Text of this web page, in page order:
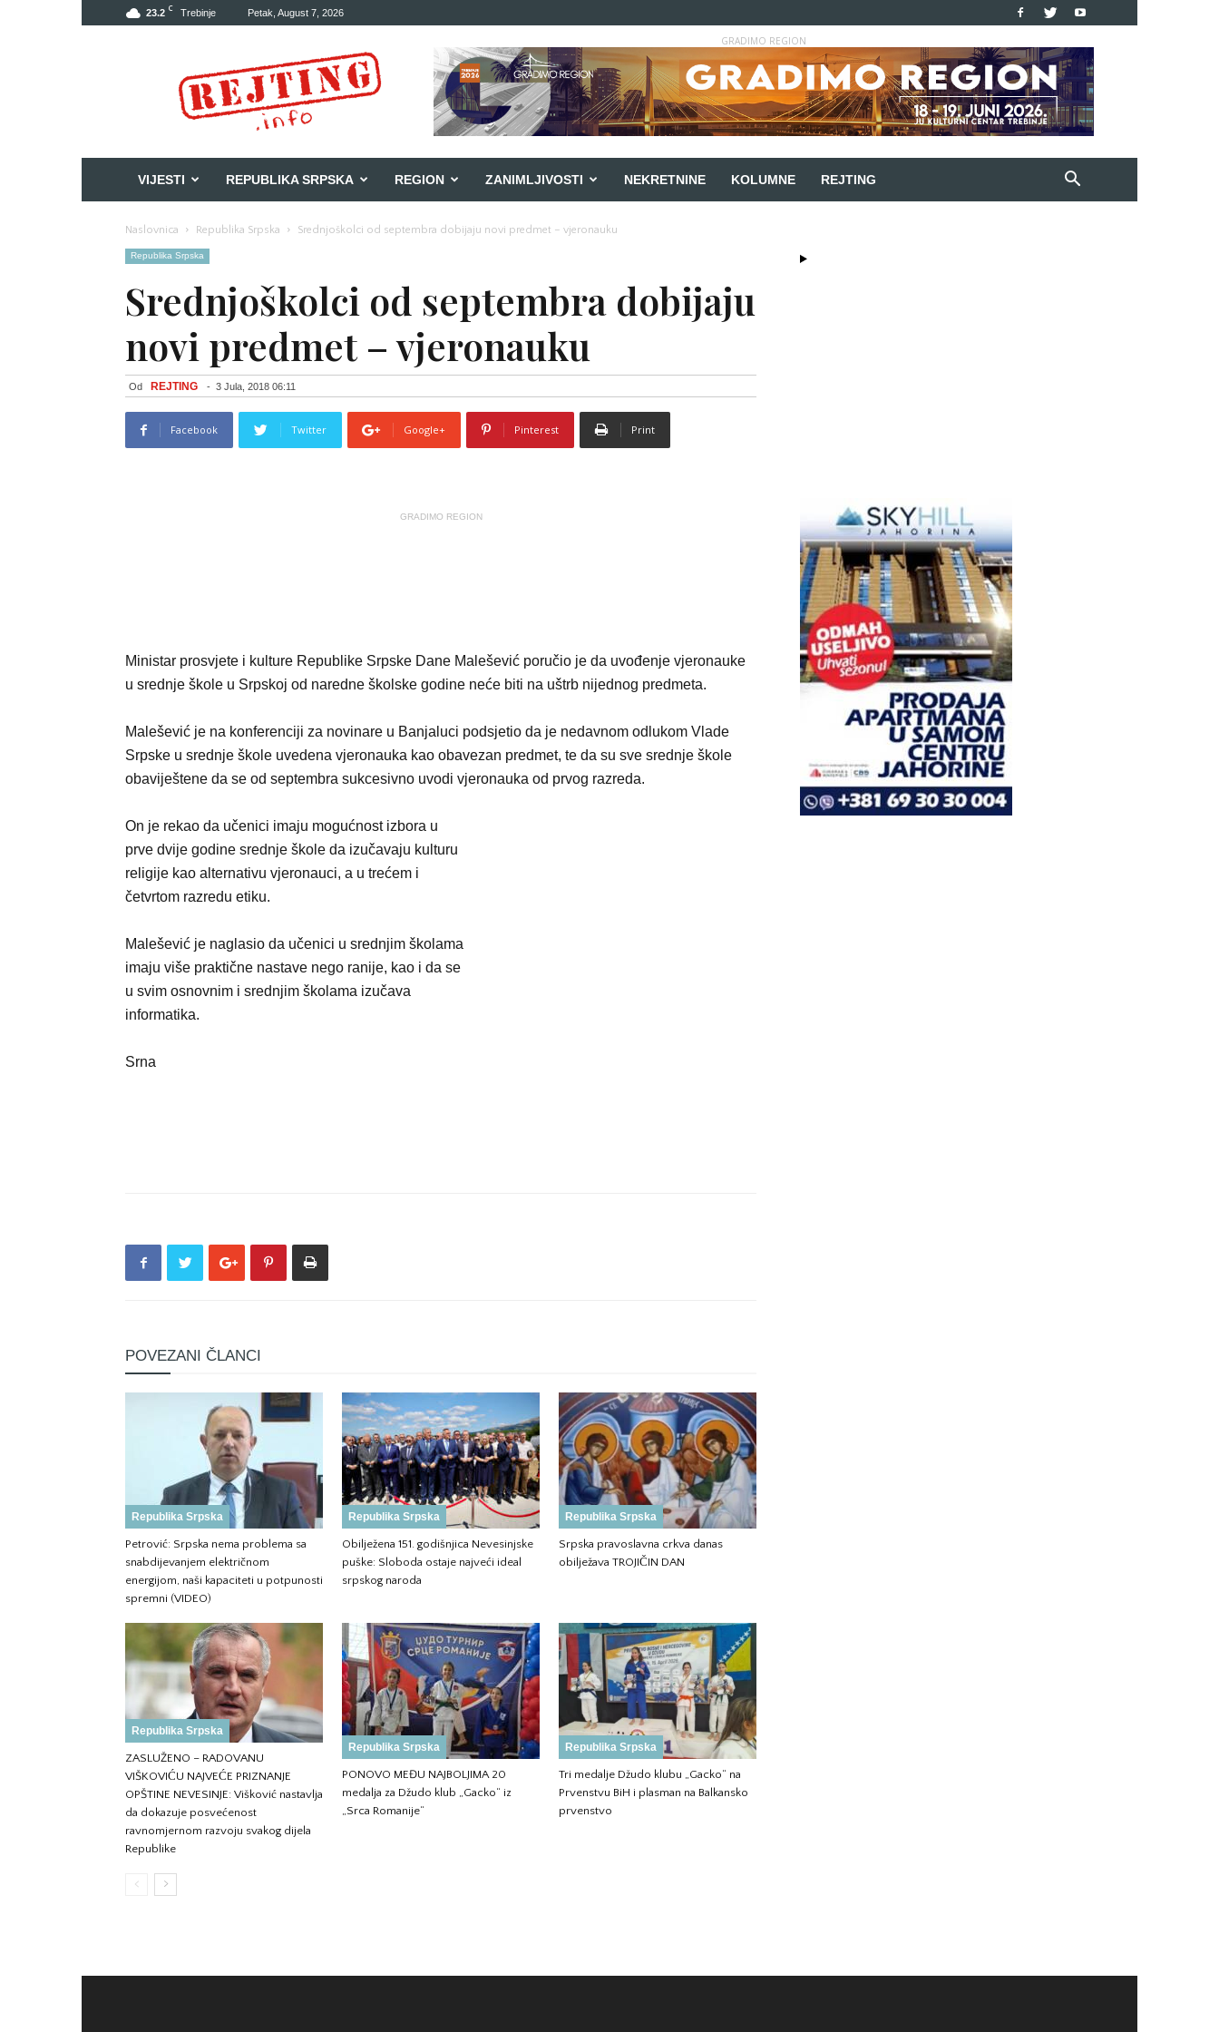
23.2 C Trebinje Petak, August 7, 2026
GRADIMO REGION
VIJESTI REPUBLIKA SRPSKA REGION ZANIMLJIVOSTI NEKRETNINE KOLUMNE REJTING
Naslovnica Republika Srpska Srednjoškolci od septembra dobijaju novi predmet – vjeronauku
Republika Srpska
Srednjoškolci od septembra dobijaju
novi predmet – vjeronauku
Od REJTING - 3 Jula, 2018 06:11
Facebook Twitter Google+ Pinterest Print
GRADIMO REGION
Ministar prosvjete i kulture Republike Srpske Dane Malešević poručio je da uvođenje vjeronauke
u srednje škole u Srpskoj od naredne školske godine neće biti na uštrb nijednog predmeta.
Malešević je na konferenciji za novinare u Banjaluci podsjetio da je nedavnom odlukom Vlade
Srpske u srednje škole uvedena vjeronauka kao obavezan predmet, te da su sve srednje škole
obaviještene da se od septembra sukcesivno uvodi vjeronauka od prvog razreda.
On je rekao da učenici imaju mogućnost izbora u
prve dvije godine srednje škole da izučavaju kulturu
religije kao alternativu vjeronauci, a u trećem i
četvrtom razredu etiku.
Malešević je naglasio da učenici u srednjim školama
imaju više praktične nastave nego ranije, kao i da se
u svim osnovnim i srednjim školama izučava
informatika.
Srna
POVEZANI ČLANCI
Republika Srpska
Petrović: Srpska nema problema sa
snabdijevanjem električnom
energijom, naši kapaciteti u potpunosti
spremni (VIDEO)
Republika Srpska
Obilježena 151. godišnjica Nevesinjske
puške: Sloboda ostaje najveći ideal
srpskog naroda
Republika Srpska
Srpska pravoslavna crkva danas
obilježava TROJIČIN DAN
Republika Srpska
ZASLUŽENO – RADOVANU
VIŠKOVIĆU NAJVEĆE PRIZNANJE
OPŠTINE NEVESINJE: Višković nastavlja
da dokazuje posvećenost
ravnomjernom razvoju svakog dijela
Republike
Republika Srpska
PONOVO MEĐU NAJBOLJIMA 20
medalja za Džudo klub „Gacko“ iz
„Srca Romanije“
Republika Srpska
Tri medalje Džudo klubu „Gacko“ na
Prvenstvu BiH i plasman na Balkansko
prvenstvo